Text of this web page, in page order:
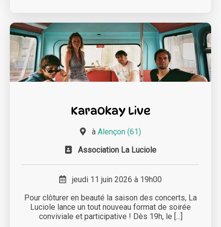
KaraOkay Live
à Alençon (61)
Association La Luciole
jeudi 11 juin 2026 à 19h00
Pour clôturer en beauté la saison des concerts, La
Luciole lance un tout nouveau format de soirée
conviviale et participative ! Dès 19h, le [...]